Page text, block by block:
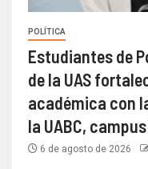
POLÍTICA
Estudiantes de
de la UAS
académica con
la UABC,
6 de agosto de 2026